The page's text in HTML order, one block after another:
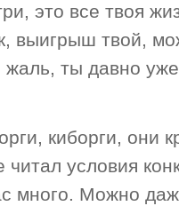
это все твоя
выигрыш твой,
жаль, ты давно
киборги, они
условия
много. Можно